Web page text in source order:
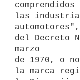
las
del Decreto
marzo
de 1970, o
la marca